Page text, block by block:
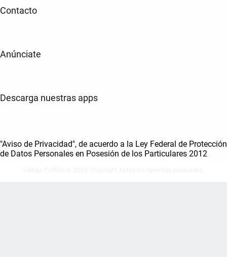
Contacto
Anúnciate
Descarga nuestras apps
"Aviso de Privacidad", de acuerdo a la Ley Federal de Protección
de Datos Personales en Posesión de los Particulares 2012